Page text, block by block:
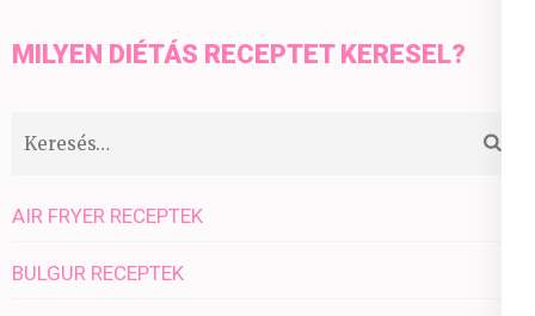
MILYEN DIÉTÁS RECEPTET KERESEL?
Keresés:
AIR FRYER RECEPTEK
BULGUR RECEPTEK